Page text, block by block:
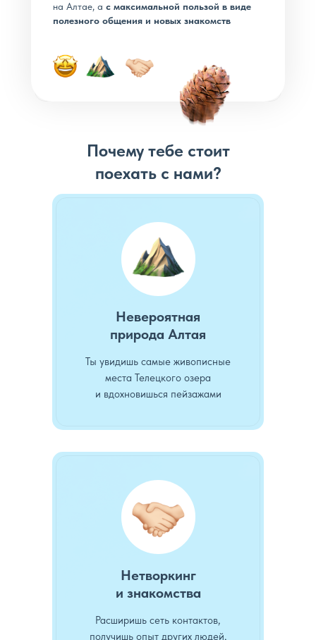
на Алтае, а с максимальной пользой в виде
полезного общения и новых знакомств
Почему тебе стоит
поехать с нами?
Невероятная
природа Алтая
Ты увидишь самые живописные
места Телецкого озера
и вдохновишься пейзажами
Нетворкинг
и знакомства
Расширишь сеть контактов,
получишь опыт других людей,